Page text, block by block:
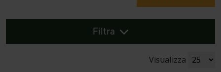
Filtra
Visualizza